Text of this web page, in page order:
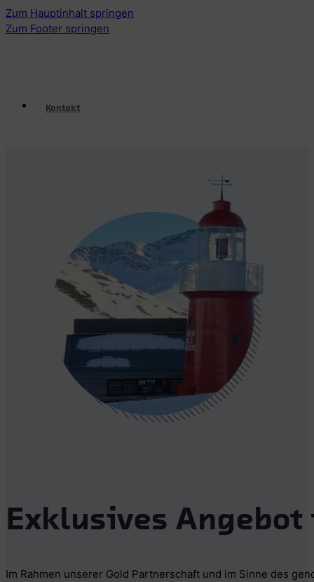
Zum Hauptinhalt springen
Zum Footer springen
Kontakt
Exklusives
Im Rahmen unserer Gold Partnerschaft und im Sinne des